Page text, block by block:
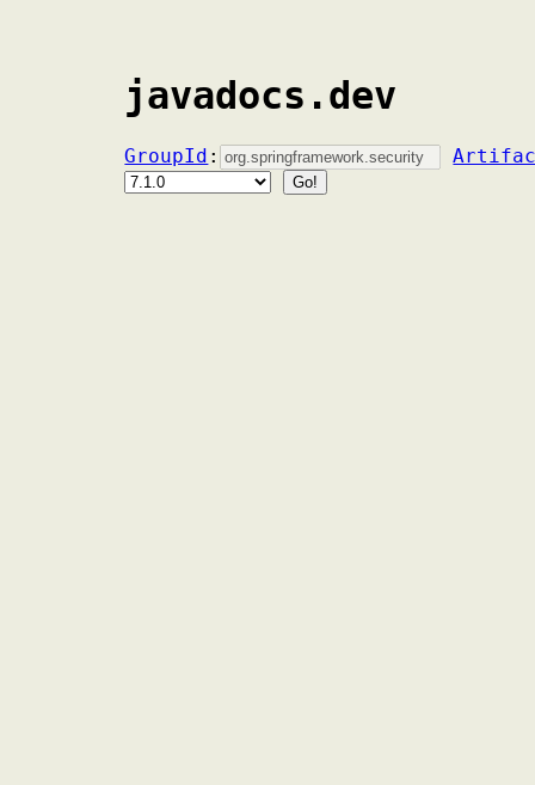
javadocs.dev
GroupId :